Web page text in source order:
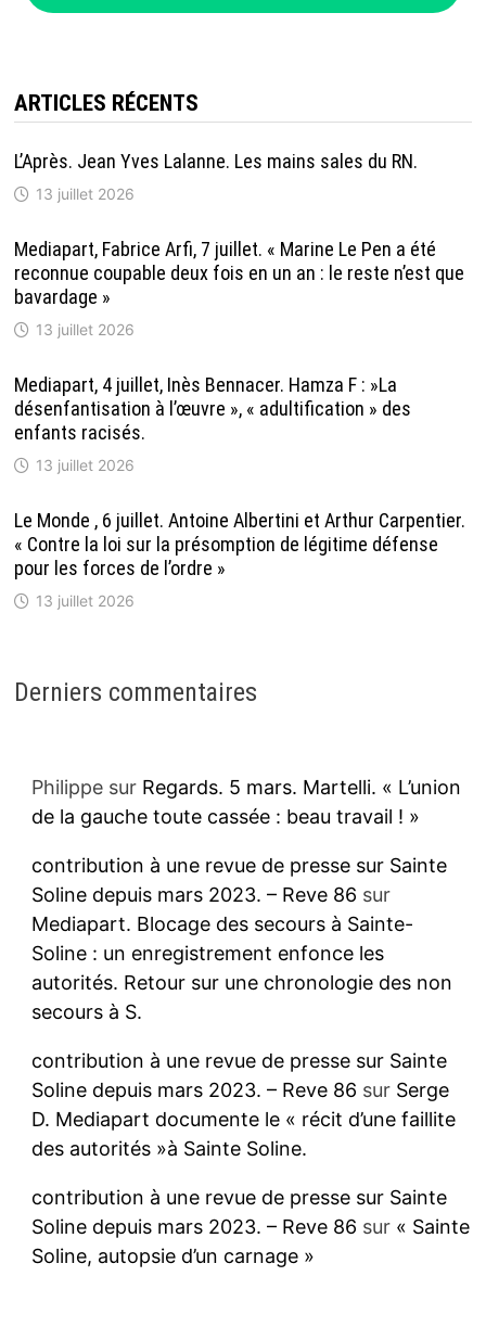
ARTICLES RÉCENTS
L’Après. Jean Yves Lalanne. Les mains sales du RN.
13 juillet 2026
Mediapart, Fabrice Arfi, 7 juillet. « Marine Le Pen a été
reconnue coupable deux fois en un an : le reste n’est que
bavardage »
13 juillet 2026
Mediapart, 4 juillet, Inès Bennacer. Hamza F : »La
désenfantisation à l’œuvre », « adultification » des
enfants racisés.
13 juillet 2026
Le Monde , 6 juillet. Antoine Albertini et Arthur Carpentier.
« Contre la loi sur la présomption de légitime défense
pour les forces de l’ordre »
13 juillet 2026
Derniers commentaires
Philippesur Regards. 5 mars. Martelli. « L’union
de la gauche toute cassée : beau travail ! »
contribution à une revue de presse sur Sainte
Soline depuis mars 2023. – Reve 86 sur
Mediapart. Blocage des secours à Sainte-
Soline : un enregistrement enfonce les
autorités. Retour sur une chronologie des non
secours à S.
contribution à une revue de presse sur Sainte
Soline depuis mars 2023. – Reve 86 sur Serge
D. Mediapart documente le « récit d’une faillite
des autorités »à Sainte Soline.
contribution à une revue de presse sur Sainte
Soline depuis mars 2023. – Reve 86 sur « Sainte
Soline, autopsie d’un carnage »